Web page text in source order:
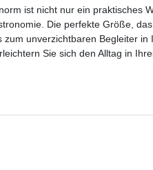
ist nicht nur ein praktisches
Die perfekte Größe,
zum unverzichtbaren Begleiter
Sie sich den Alltag in